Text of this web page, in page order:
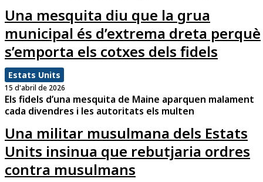
Una mesquita diu que la grua
municipal és d’extrema dreta perquè
s’emporta els cotxes dels fidels
Estats Units
15 d'abril de 2026
Els fidels d’una mesquita de Maine aparquen malament
cada divendres i les autoritats els multen
Una militar musulmana dels Estats
Units insinua que rebutjaria ordres
contra musulmans